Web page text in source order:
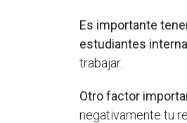
Es importante
estudiantes
trabajar.
Otro factor
negativamente tu